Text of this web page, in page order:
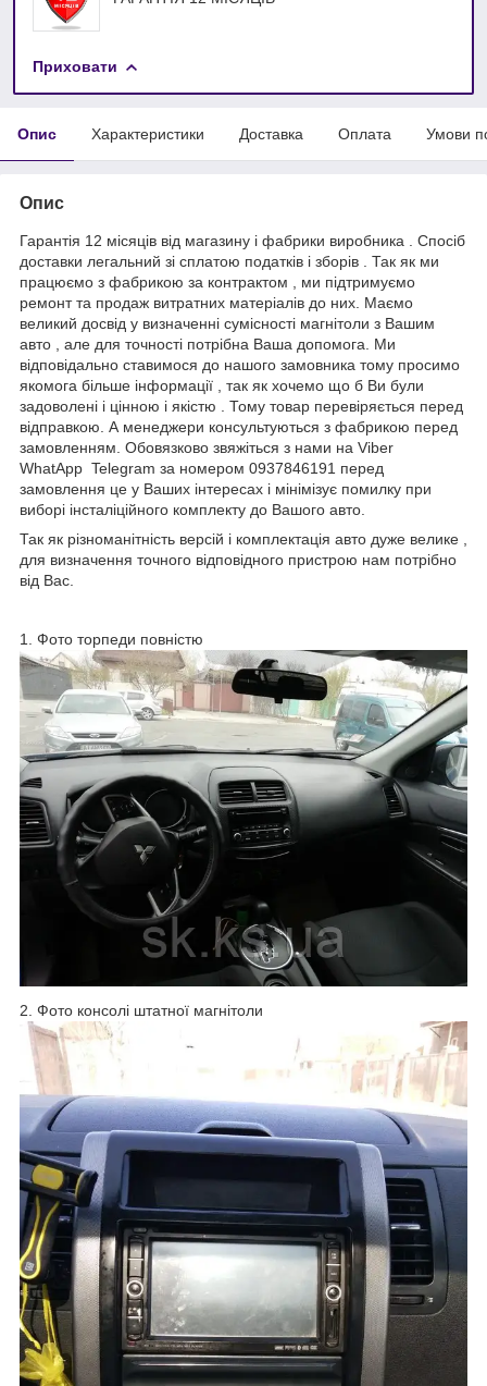
Приховати
Опис Характеристики Доставка Оплата Умови
Опис
Гарантія 12 місяців від магазину і фабрики виробника . Спосіб
доставки легальний зі сплатою податків і зборів . Так як ми
працюємо з фабрикою за контрактом , ми підтримуємо
ремонт та продаж витратних матеріалів до них. Маємо
великий досвід у визначенні сумісності магнітоли з Вашим
авто , але для точності потрібна Ваша допомога. Ми
відповідально ставимося до нашого замовника тому просимо
якомога більше інформації , так як хочемо що б Ви були
задоволені і цінною і якістю . Тому товар перевіряється перед
відправкою. А менеджери консультуються з фабрикою перед
замовленням. Обовязково звяжіться з нами на Viber
WhatApp Telegram за номером 0937846191 перед
замовлення це у Ваших інтересах і мінімізує помилку при
виборі інсталіційного комплекту до Вашого авто.
Так як різноманітність версій і комплектація авто дуже велике ,
для визначення точного відповідного пристрою нам потрібно
від Вас.
1. Фото торпеди повністю
2. Фото консолі штатної магнітоли